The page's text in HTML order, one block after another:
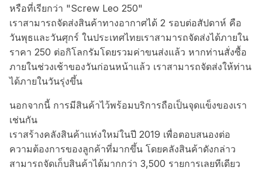
หรือที่เรียกว่า "Screw Leo 250"
เราสามารถจัดส่งสินค้าทางอากาศได้ 2 รอบต่อสัปดาห์ คือ
วันพุธและวันศุกร์ ในประเทศไทยเราสามารถจัดส่งได้ภายใน
ราคา 250 ต่อกิโลกรัมโดยรวมค่าขนส่งแล้ว หากท่านสั่งซื้อ
ภายในช่วงเช้าของวันก่อนหน้าแล้ว เราสามารถจัดส่งให้ท่าน
ได้ภายในวันรุ่งขึ้น
นอกจากนี้ การมีสินค้าไว้พร้อมบริการถือเป็นจุดแข็งของเรา
เช่นกัน
เราสร้างคลังสินค้าแห่งใหม่ในปี 2019 เพื่อตอบสนองต่อ
ความต้องการของลูกค้าที่มากขึ้น โดยคลังสินค้าดังกล่าว
สามารถจัดเก็บสินค้าได้มากกว่า 3,500 รายการเลยทีเดียว